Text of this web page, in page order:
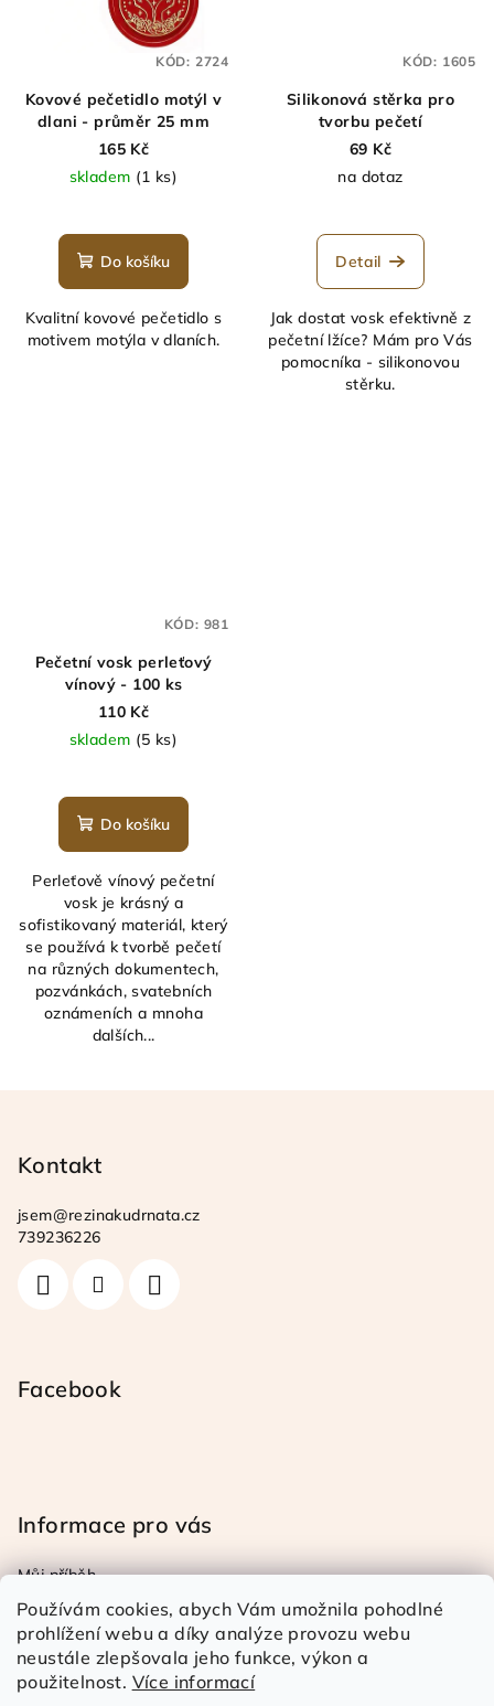
Používám cookies, abych Vám umožnila pohodlné
prohlížení webu a díky analýze provozu webu
neustále zlepšovala jeho funkce, výkon a
použitelnost. Více informací
Kovové pečetidlo motýl v
dlani - průměr 25 mm
165 Kč
skladem (1 ks)
Do košíku
Kvalitní kovové pečetidlo s
motivem motýla v dlaních.
KÓD: 2724
Silikonová stěrka pro
tvorbu pečetí
69 Kč
na dotaz
hodnocení
produktu
z
5
hvězdiček.
Detail
Jak dostat vosk efektivně z
pečetní lžíce? Mám pro Vás
pomocníka - silikonovou
stěrku.
KÓD: 1605
Pečetní vosk perleťový
vínový - 100 ks
110 Kč
skladem (5 ks)
hodnocení
produktu
z
5
hvězdiček.
Do košíku
Perleťově vínový pečetní
vosk je krásný a
sofistikovaný materiál, který
se používá k tvorbě pečetí
na různých dokumentech,
pozvánkách, svatebních
oznámeních a mnoha
dalších...
KÓD: 981
Kontakt
jsem@rezinakudrnata.cz
739236226
Facebook
Informace pro vás
Můj příběh
Obchodní a reklamační podmínky
Podmínky ochrany osob. úd.
Doprava a platba
Kontakty